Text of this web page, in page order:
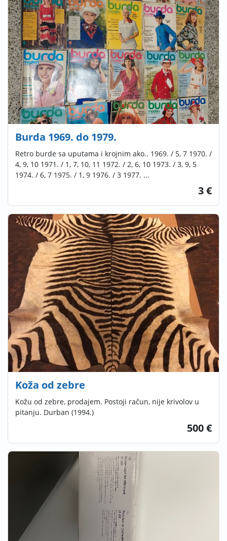
Burda 1969. do 1979.
Retro burde sa uputama i krojnim ako.. 1969. / 5, 7 1970. /
4, 9, 10 1971. / 1, 7, 10, 11 1972. / 2, 6, 10 1973. / 3, 9, 5
1974. / 6, 7 1975. / 1, 9 1976. / 3 1977. ...
3 €
Koža od zebre
Kožu od zebre, prodajem. Postoji račun, nije krivolov u
pitanju. Durban (1994.)
500 €